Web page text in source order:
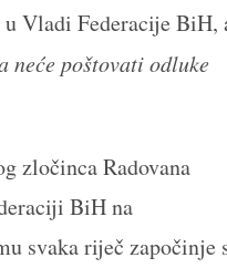
Vladi Federacije BiH,
neće poštovati odluke
zločinca Radovana
BiH na
svaka riječ započinje